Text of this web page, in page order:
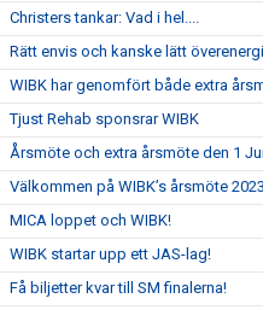
Christers tankar: Vad i hel....
Rätt envis och kanske lätt
WIBK har genomfört både extra
Tjust Rehab sponsrar WIBK
Årsmöte och extra årsmöte den 1
Välkommen på WIBK’s årsmöte 2023
MICA loppet och WIBK!
WIBK startar upp ett JAS-lag!
Få biljetter kvar till SM finalerna!